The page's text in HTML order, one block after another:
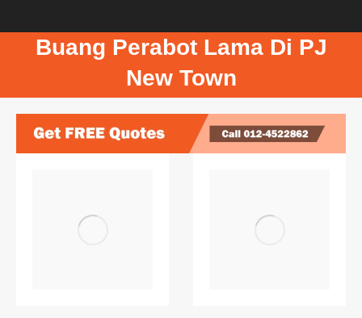
Buang Perabot Lama Di PJ
New Town